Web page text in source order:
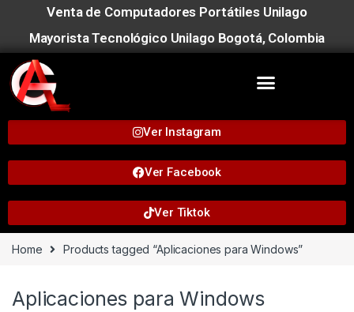
Venta de Computadores Portátiles Unilago
Mayorista Tecnológico Unilago Bogotá, Colombia
Ver Instagram
Ver Facebook
Ver Tiktok
Home Products tagged “Aplicaciones para Windows”
Aplicaciones para Windows